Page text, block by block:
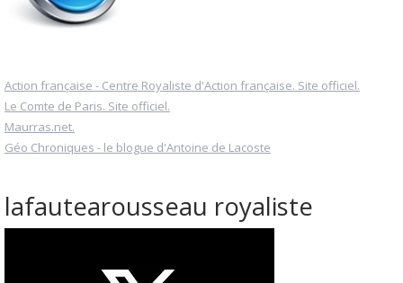
Action française - Centre Royaliste d'Action française. Site officiel.
Le Comte de Paris. Site officiel.
Maurras.net.
Géo Chroniques - le blogue d'Antoine de Lacoste
lafautearousseau royaliste